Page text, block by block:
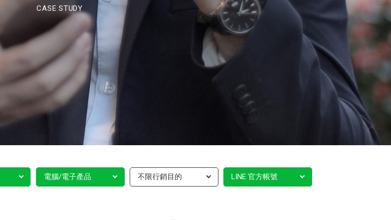
CASE STUDY
電腦/電子產品 不限行銷目的 LINE 官方帳號